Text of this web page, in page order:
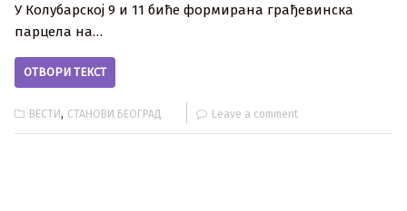
У Колубарској 9 и 11 биће формирана грађевинска
парцела на…
ОТВОРИ ТЕКСТ
ВЕСТИ, СТАНОВИ БЕОГРАД Leave a comment